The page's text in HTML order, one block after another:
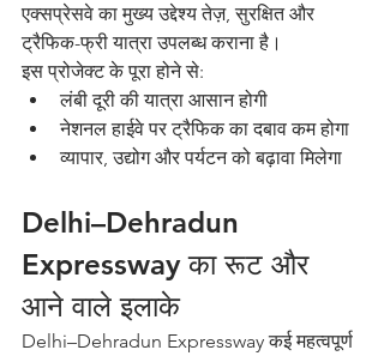
एक्सप्रेसवे का मुख्य उद्देश्य तेज़, सुरक्षित और
ट्रैफिक-फ्री यात्रा उपलब्ध कराना है।
इस प्रोजेक्ट के पूरा होने से:
लंबी दूरी की यात्रा आसान होगी
नेशनल हाईवे पर ट्रैफिक का दबाव कम होगा
व्यापार, उद्योग और पर्यटन को बढ़ावा मिलेगा
Delhi–Dehradun
Expressway का रूट और
आने वाले इलाके
Delhi–Dehradun Expressway कई महत्वपूर्ण